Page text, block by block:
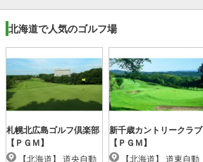
北海道で人気のゴルフ場
札幌北広島ゴルフ倶楽部
【ＰＧＭ】
新千歳カントリークラブ
【ＰＧＭ】